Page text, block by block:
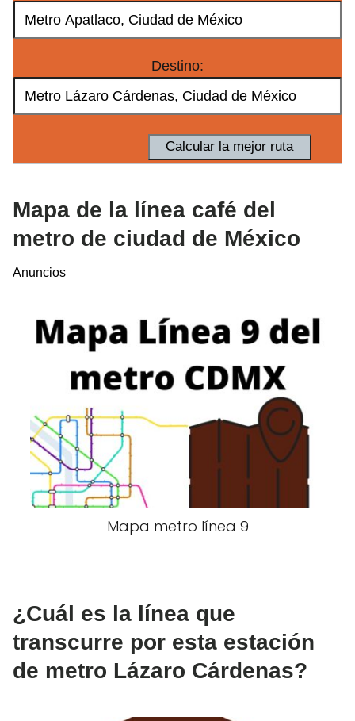
Destino:
Mapa de la línea café del
metro de ciudad de México
Anuncios
Mapa metro línea 9
¿Cuál es la línea que
transcurre por esta estación
de metro Lázaro Cárdenas?